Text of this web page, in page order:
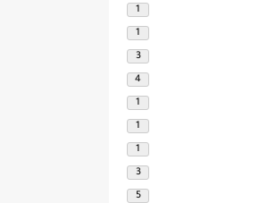
1
1
3
4
1
1
1
3
5